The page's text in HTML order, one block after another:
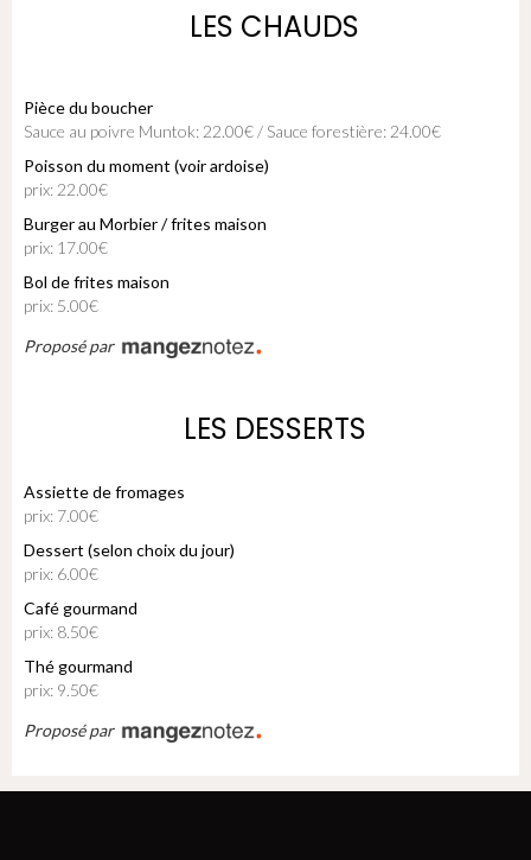
LES CHAUDS
Pièce du boucher
Sauce au poivre Muntok: 22.00€ / Sauce forestière: 24.00€
Poisson du moment (voir ardoise)
prix: 22.00€
Burger au Morbier / frites maison
prix: 17.00€
Bol de frites maison
prix: 5.00€
Proposé par
LES DESSERTS
Assiette de fromages
prix: 7.00€
Dessert (selon choix du jour)
prix: 6.00€
Café gourmand
prix: 8.50€
Thé gourmand
prix: 9.50€
Proposé par